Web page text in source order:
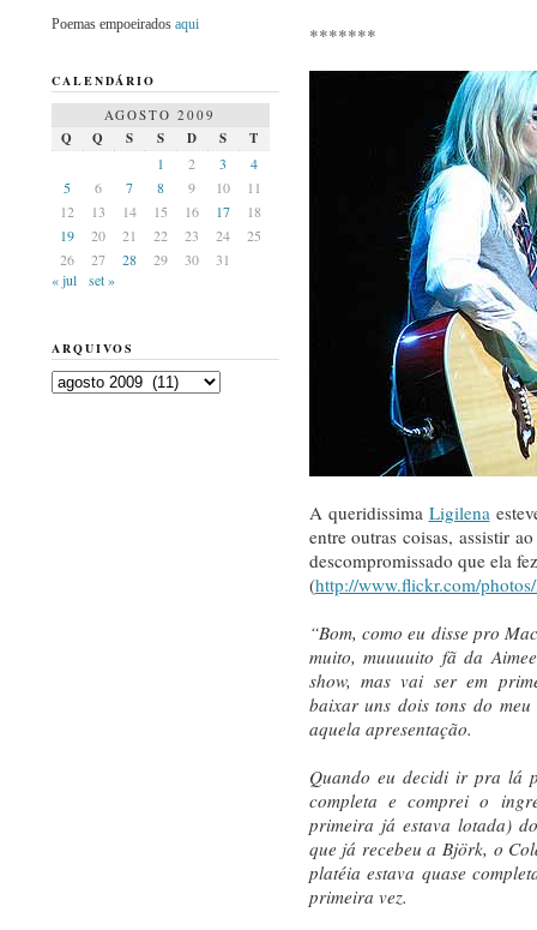
*******
A queridissima Ligilena
entre outras coisas, assistir
descompromissado que ela
(http://www.flickr.com/
“Bom, como eu disse pro
muito, muuuuito fã da
show, mas vai ser em
baixar uns dois tons do
aquela apresentação.
Quando eu decidi ir pra lá
completa e comprei o
primeira já estava lotada)
que já recebeu a Björk, o
platéia estava quase
primeira vez.
Poemas empoeirados aqui
CALENDÁRIO
AGOSTO 2009
Q Q S S D S
T
1
2 3
4
5
6 7 8 9 10
11
12
13 14 15 16 17
18
19
20 21 22 23 24
25
26
27 28 29 30
31
« jul
set »
ARQUIVOS
Arquivos